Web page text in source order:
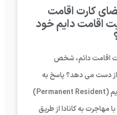
کارت اقامت
اقامت دایم خود
اقامت دائم، شخص
دست می دهد؟ پاسخ به
سوال بالا خیر است. مقیم دایم (Permanent Resident)
به کانادا از طریق